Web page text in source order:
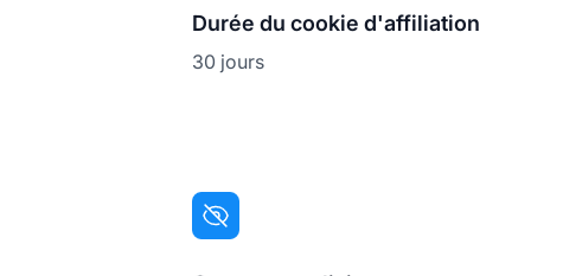
Durée du cookie d'affiliation
30 jours